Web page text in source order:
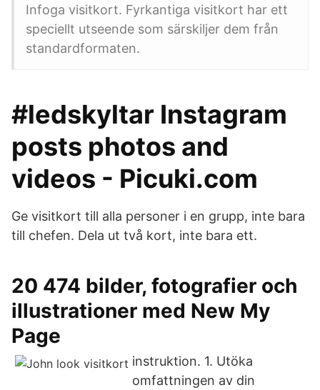
Infoga visitkort. Fyrkantiga visitkort har ett
speciellt utseende som särskiljer dem från
standardformaten.
#ledskyltar Instagram
posts photos and
videos - Picuki.com
Ge visitkort till alla personer i en grupp, inte bara
till chefen. Dela ut två kort, inte bara ett.
20 474 bilder, fotografier och
illustrationer med New My
Page
instruktion. 1. Utöka
omfattningen av din